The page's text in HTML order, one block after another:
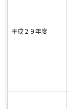
平成２９年度